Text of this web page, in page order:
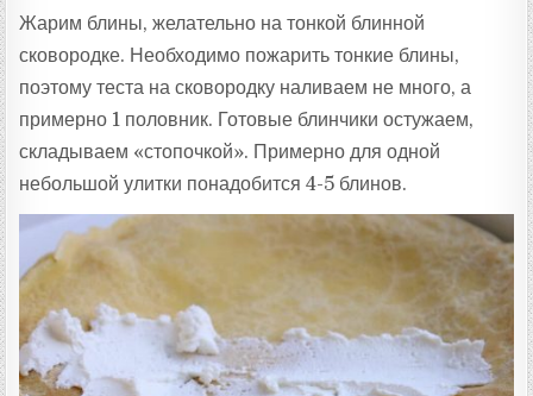
Жарим блины, желательно на тонкой блинной
сковородке. Необходимо пожарить тонкие блины,
поэтому теста на сковородку наливаем не много, а
примерно 1 половник. Готовые блинчики остужаем,
складываем «стопочкой». Примерно для одной
небольшой улитки понадобится 4-5 блинов.